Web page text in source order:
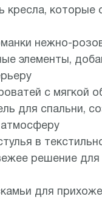
кресла, которые
нежно-
элементы,
с мягкой
для спальни,
в
решение для
для